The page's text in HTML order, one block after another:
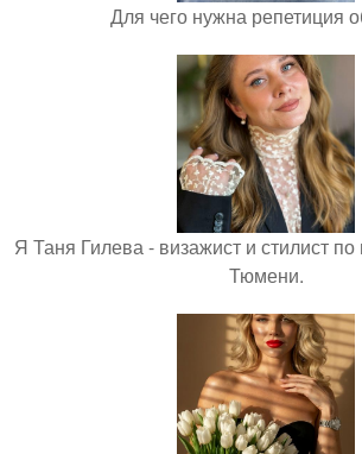
Для чего нужна репетиция
Я Таня Гилева - визажист и стилист
Тюмени.